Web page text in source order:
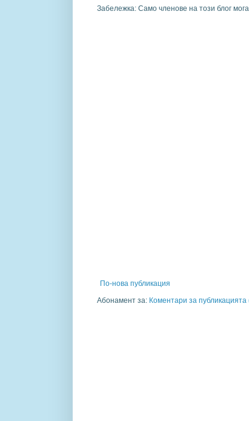
Забележка: Само членове на този блог
По-нова публикация
Абонамент за: Коментари за публикацията